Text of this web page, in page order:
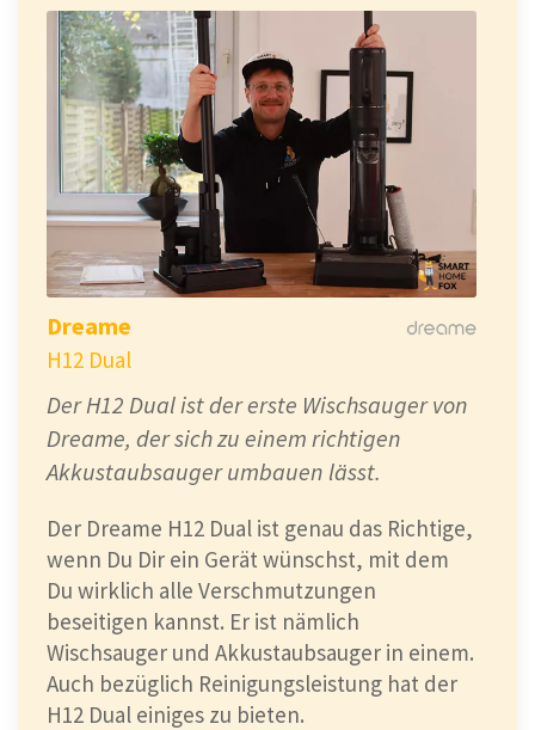
Dreame
H12 Dual
Der H12 Dual ist der erste Wischsauger von
Dreame, der sich zu einem richtigen
Akkustaubsauger umbauen lässt.
Der Dreame H12 Dual ist genau das Richtige,
wenn Du Dir ein Gerät wünschst, mit dem
Du wirklich alle Verschmutzungen
beseitigen kannst. Er ist nämlich
Wischsauger und Akkustaubsauger in einem.
Auch bezüglich Reinigungsleistung hat der
H12 Dual einiges zu bieten.